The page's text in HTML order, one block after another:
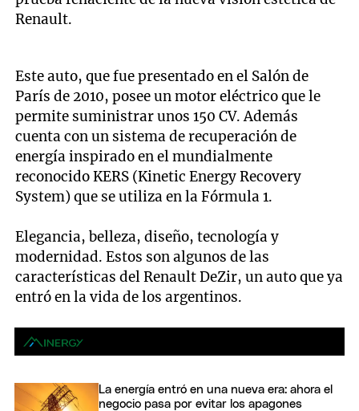
Renault.
Este auto, que fue presentado en el Salón de
París de 2010, posee un motor eléctrico que le
permite suministrar unos 150 CV. Además
cuenta con un sistema de recuperación de
energía inspirado en el mundialmente
reconocido KERS (Kinetic Energy Recovery
System) que se utiliza en la Fórmula 1.
Elegancia, belleza, diseño, tecnología y
modernidad. Estos son algunos de las
características del Renault DeZir, un auto que ya
entró en la vida de los argentinos.
La energía entró en una nueva era: ahora el
negocio pasa por evitar los apagones